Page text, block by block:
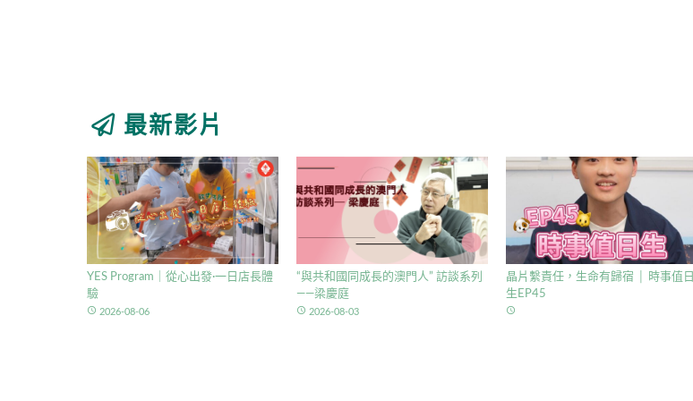
最新影片
YES Program｜從心出發·一日店長體
驗
access_time 2026-08-06
“與共和國同成長的澳門人” 訪談系列
——梁慶庭
access_time 2026-08-03
晶片繫責任，生命有歸宿 │ 時事值日
生EP45
access_time